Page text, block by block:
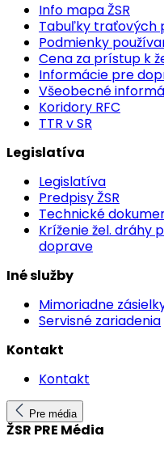
Info mapa ŽSR
Tabuľky traťových
Podmienky
Cena za prístup k
Informácie pre
Všeobecné
Koridory RFC
TTR v SR
Legislatíva
Legislatíva
Predpisy ŽSR
Technické
Kríženie žel. dráhy
doprave
Iné služby
Mimoriadne
Servisné zariadenia
Kontakt
Kontakt
Pre média
ŽSR PRE Média